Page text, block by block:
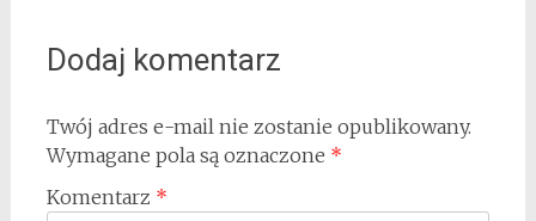
Dodaj komentarz
Twój adres e-mail nie zostanie opublikowany.
Wymagane pola są oznaczone *
Komentarz *